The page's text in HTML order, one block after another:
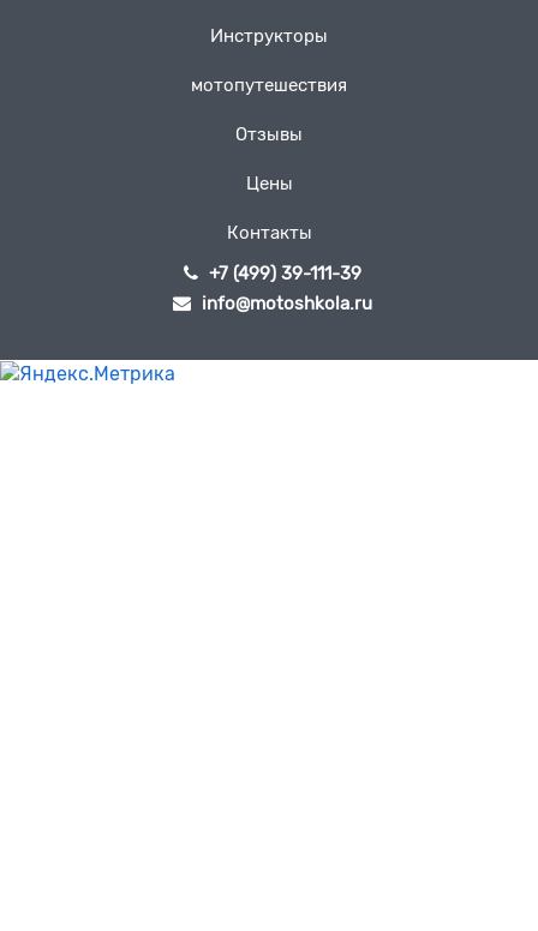
Инструкторы
мотопутешествия
Отзывы
Цены
Контакты
+7 (499) 39-111-39
info@motoshkola.ru